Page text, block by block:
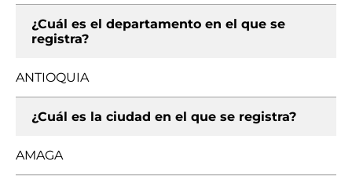
¿Cuál es el departamento en el que se
registra?
ANTIOQUIA
¿Cuál es la ciudad en el que se registra?
AMAGA